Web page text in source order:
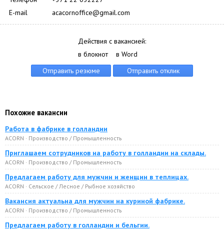
E-mail
acacornoffice@gmail.com
Действия с вакансией:
в блокнот
в Word
Похожие вакансии
Работа в фабрике в голландии
ACORN · Производство / Промышленность
Приглашаем сотрудников на работу в голландии на склады.
ACORN · Производство / Промышленность
Предлагаем работу для мужчин и женщин в теплицах.
ACORN · Сельское / Лесное / Рыбное хозяйство
Вакансия актуальна для мужчин на куриной фабрике.
ACORN · Производство / Промышленность
Предлагаем работу в голландии и бельгии.